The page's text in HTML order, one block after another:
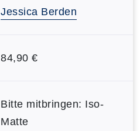
Jessica Berden
84,90 €
Bitte mitbringen: Iso-
Matte